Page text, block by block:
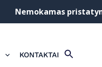
Nemokamas
KONTAKTAI